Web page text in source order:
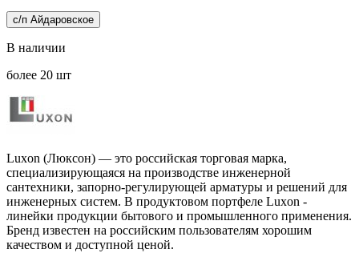
с/п Айдаровское
В наличии
более 20 шт
Luxon (Люксон) — это российская торговая марка,
специализирующаяся на производстве инженерной
сантехники, запорно-регулирующей арматуры и решений для
инженерных систем. В продуктовом портфеле Luxon -
линейки продукции бытового и промышленного применения.
Бренд известен на российским пользователям хорошим
качеством и доступной ценой.